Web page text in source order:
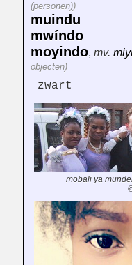
(personen))
muindu
mwíndo
moyindo, mv.
objecten)
zwart
mobali ya